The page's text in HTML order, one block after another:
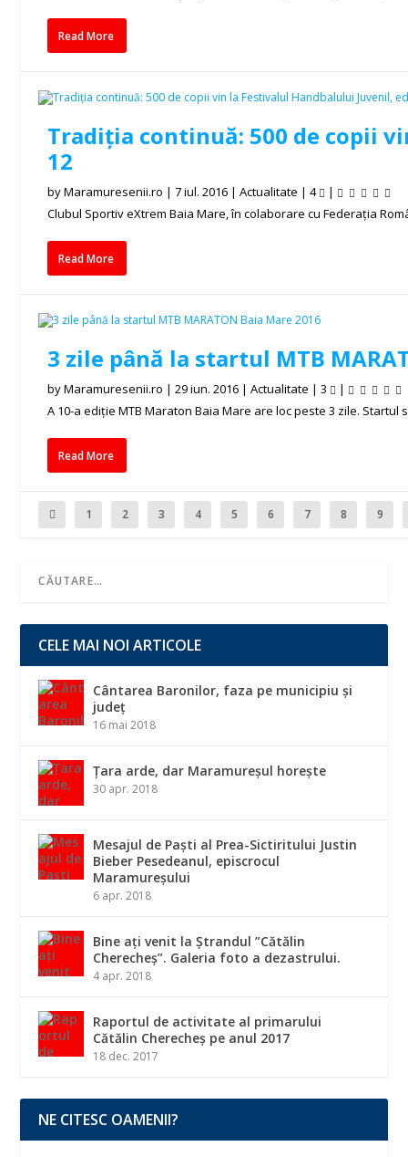
Read More
Tradiția continuă: 500 de copii
12
byMaramuresenii.ro |7 iul. 2016 |Actualitate |4
|
Clubul Sportiv eXtrem Baia Mare, în colaborare cu Federația
Read More
3 zile până la startul MTB
byMaramuresenii.ro |29 iun. 2016 |Actualitate |3
|
A 10-a ediție MTB Maraton Baia Mare are loc peste 3 zile. Startul
Read More
1 2 3 4 5 6 7 8 9
CELE MAI NOI ARTICOLE
Cântarea Baronilor, faza pe municipiu și
județ
16 mai 2018
Țara arde, dar Maramureșul horește
30 apr. 2018
Mesajul de Paști al Prea-Sictiritului Justin
Bieber Pesedeanul, episcrocul
Maramureșului
6 apr. 2018
Bine ați venit la Ștrandul ”Cătălin
Cherecheș”. Galeria foto a dezastrului.
4 apr. 2018
Raportul de activitate al primarului
Cătălin Cherecheș pe anul 2017
18 dec. 2017
NE CITESC OAMENII?